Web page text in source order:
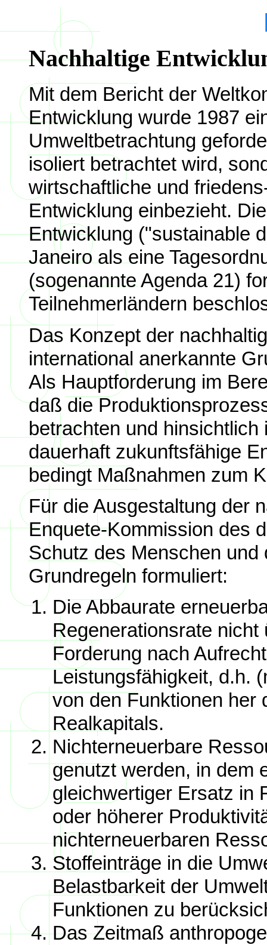
Nachhaltige
Mit dem Bericht der
Entwicklung wurde 1987
Umweltbetrachtung
isoliert betrachtet wird,
wirtschaftliche und
Entwicklung einbezieht.
Entwicklung ("sustainable
Janeiro als eine
(sogenannte Agenda 21)
Teilnehmerländern
Das Konzept der
international anerkannte
Als Hauptforderung im
daß die
betrachten und
dauerhaft zukunftsfähige
bedingt Maßnahmen zum
Für die Ausgestaltung der
Enquete-Kommission des
Schutz des Menschen
Grundregeln formuliert:
Die Abbaurate
Regenerationsrate
Forderung nach
Leistungsfähigkeit, d.h.
von den Funktionen her
Realkapitals.
Nichterneuerbare
genutzt werden, in dem
gleichwertiger Ersatz in
oder höherer
nichterneuerbaren
Stoffeinträge in die
Belastbarkeit der
Funktionen zu
Das Zeitmaß